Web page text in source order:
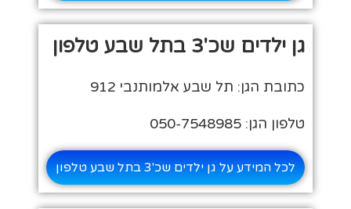
גן ילדים שכ'3 בתל שבע טלפון
כתובת הגן: תל שבע אלמותנבי 912
טלפון הגן: 050-7548985
לכל המידע על גן ילדים שכ'3 בתל שבע טלפון